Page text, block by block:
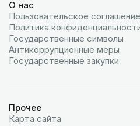
О нас
Пользовательское соглашение
Политика
Государственные символы
Антикоррупционные меры
Государственные закупки
Прочее
Карта сайта